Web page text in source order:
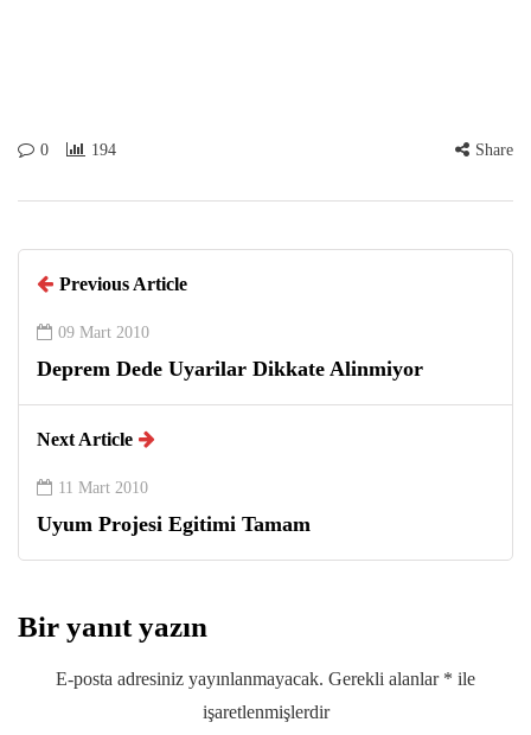
0 194 Share
Previous Article
09 Mart 2010
Deprem Dede Uyarilar Dikkate Alinmiyor
Next Article
11 Mart 2010
Uyum Projesi Egitimi Tamam
Bir yanıt yazın
E-posta adresiniz yayınlanmayacak. Gerekli alanlar * ile
işaretlenmişlerdir